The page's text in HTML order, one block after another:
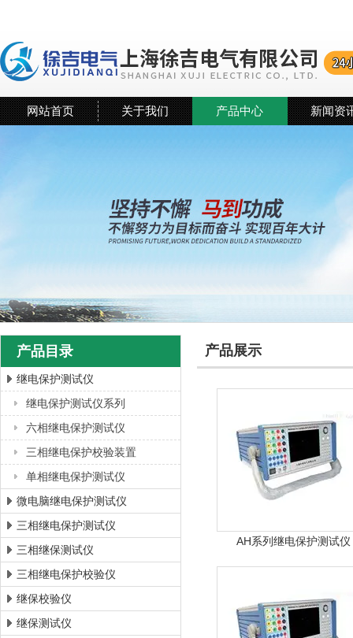
上海徐吉电气有限公司
网站首页 关于我们 产品中心 新闻资
产品目录
继电保护测试仪
继电保护测试仪系列
六相继电保护测试仪
三相继电保护校验装置
单相继电保护测试仪
微电脑继电保护测试仪
三相继电保护测试仪
三相继保测试仪
三相继电保护校验仪
继保校验仪
继保测试仪
产品展示
AH系列继电保护测试仪